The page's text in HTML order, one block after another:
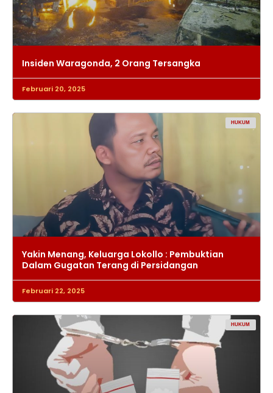
Insiden Waragonda, 2 Orang Tersangka
Februari 20, 2025
HUKUM
Yakin Menang, Keluarga Lokollo : Pembuktian
Dalam Gugatan Terang di Persidangan
Februari 22, 2025
HUKUM